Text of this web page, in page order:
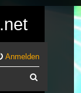
Anmelden